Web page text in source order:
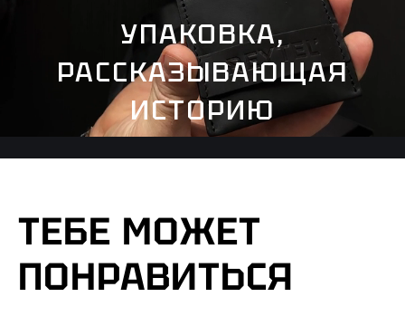
УПАКОВКА,
РАССКАЗЫВАЮЩАЯ
ИСТОРИЮ
ТЕБЕ МОЖЕТ
ПОНРАВИТЬСЯ